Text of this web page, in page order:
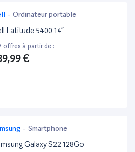
- Ordinateur portable
Latitude 5400 14”
offres à partir de :
€
- Smartphone
Galaxy S22 128Go